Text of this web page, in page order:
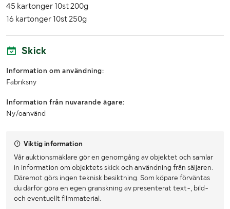
45 kartonger 10st 200g
16 kartonger 10st 250g
Skick
Information om användning:
Fabriksny
Information från nuvarande ägare:
Ny/oanvänd
Viktig information
Vår auktionsmäklare gör en genomgång av objektet och samlar
in information om objektets skick och användning från säljaren.
Däremot görs ingen teknisk besiktning. Som köpare förväntas
du därför göra en egen granskning av presenterat text-, bild-
och eventuellt filmmaterial.